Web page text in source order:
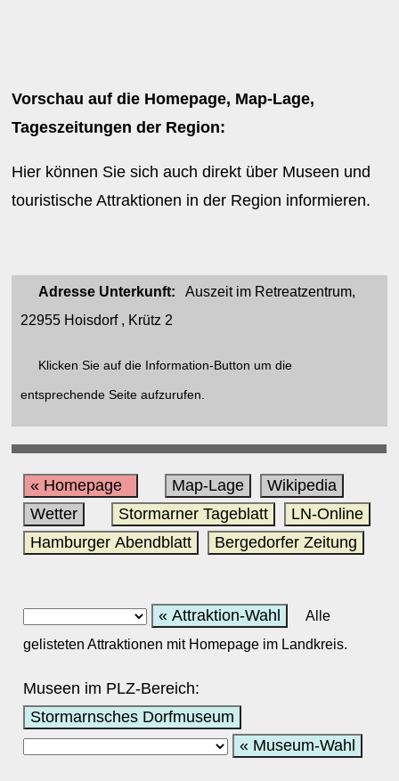
Vorschau auf die Homepage, Map-Lage,
Tageszeitungen der Region:
Hier können Sie sich auch direkt über Museen und
touristische Attraktionen in der Region informieren.
Adresse Unterkunft: Auszeit im Retreatzentrum,
22955 Hoisdorf , Krütz 2
Klicken Sie auf die Information-Button um die
entsprechende Seite aufzurufen.